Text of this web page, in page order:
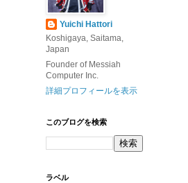
Yuichi Hattori
Koshigaya, Saitama,
Japan
Founder of Messiah
Computer Inc.
詳細プロフィールを表示
このブログを検索
ラベル